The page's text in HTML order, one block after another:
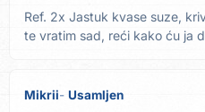
Ref. 2x Jastuk kvase suze,
te vratim sad, reći kako ću ja
Mikrii Usamljen